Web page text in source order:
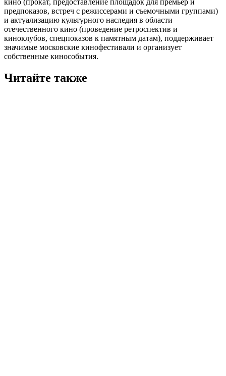
предпоказов, встреч с режиссерами и съемочными группами)
и актуализацию культурного наследия в области
отечественного кино (проведение ретроспектив и
киноклубов, спецпоказов к памятным датам), поддерживает
значимые московские кинофестивали и организует
собственные кинособытия.
Читайте также